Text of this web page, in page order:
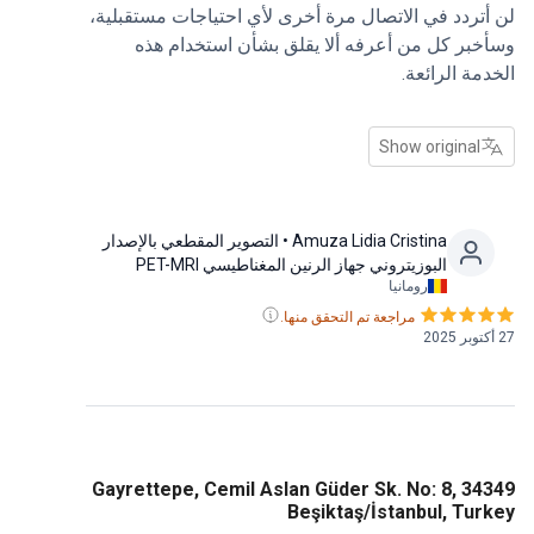
في الاتصال مرة أخرى لأي احتياجات مستقبلية،
كل من أعرفه ألا يقلق بشأن استخدام هذه
الرائعة.
Show original
Amuza Lidia Cristina• التصوير المقطعي بالإصدار
البوزيتروني جهاز الرنين المغناطيسي PET-MRI
مراجعة تم التحقق منها.
Gayrettepe, Cemil Aslan Güder Sk. No: 8,
Beşiktaş/İstanbul,